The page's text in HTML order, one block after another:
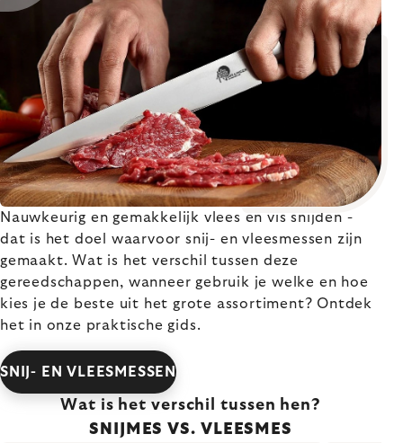
Nauwkeurig en gemakkelijk vlees en vis snijden -
dat is het doel waarvoor snij- en vleesmessen zijn
gemaakt. Wat is het verschil tussen deze
gereedschappen, wanneer gebruik je welke en hoe
kies je de beste uit het grote assortiment? Ontdek
het in onze praktische gids.
SNIJ- EN VLEESMESSEN
Wat is het verschil tussen hen?
SNIJMES VS. VLEESMES